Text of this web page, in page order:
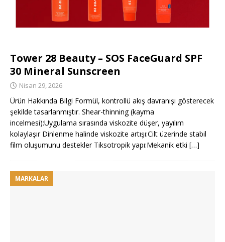
Tower 28 Beauty – SOS FaceGuard SPF
30 Mineral Sunscreen
Nisan 29, 2026
Ürün Hakkında Bilgi Formül, kontrollü akış davranışı gösterecek
şekilde tasarlanmıştır. Shear-thinning (kayma
incelmesi):Uygulama sırasında viskozite düşer, yayılım
kolaylaşır Dinlenme halinde viskozite artışı:Cilt üzerinde stabil
film oluşumunu destekler Tiksotropik yapı:Mekanik etki […]
MARKALAR